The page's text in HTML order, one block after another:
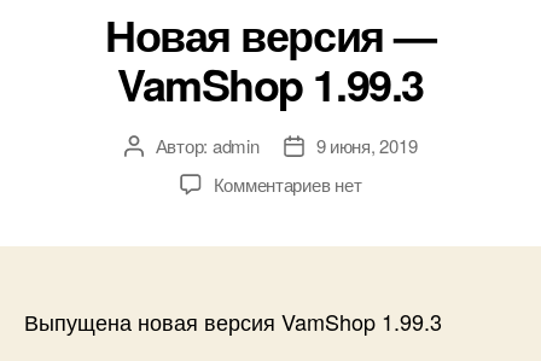
Новая версия —
VamShop 1.99.3
Автор
записи
Автор: admin
Дата9 июня, 2019
Комментариевк
VamShop
1.99.3
нет
Выпущена новая версия VamShop 1.99.3